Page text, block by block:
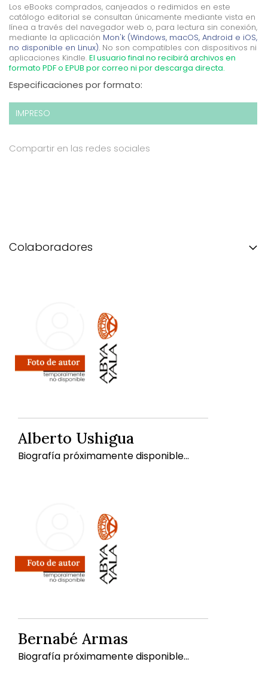
Los eBooks comprados, canjeados o redimidos en este
catálogo editorial se consultan únicamente mediante vista en
línea a través del navegador web o, para lectura sin conexión,
mediante la aplicación Mon'k (Windows, macOS, Android e iOS,
no disponible en Linux). No son compatibles con dispositivos ni
aplicaciones Kindle. El usuario final no recibirá archivos en
formato PDF o EPUB por correo ni por descarga directa.
Especificaciones por formato:
IMPRESO
Compartir en las redes sociales
Colaboradores
Alberto Ushigua
Biografía próximamente disponible...
Bernabé Armas
Biografía próximamente disponible...